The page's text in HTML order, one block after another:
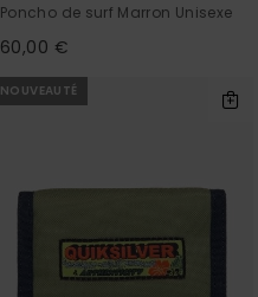
Poncho de surf Marron Unisexe
60,00 €
NOUVEAUTÉ